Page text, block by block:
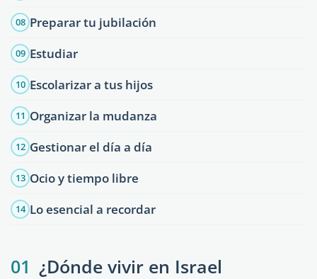
08 Preparar tu jubilación
09 Estudiar
10 Escolarizar a tus hijos
11 Organizar la mudanza
12 Gestionar el día a día
13 Ocio y tiempo libre
14 Lo esencial a recordar
01 ¿Dónde vivir en Israel